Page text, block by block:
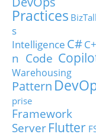
Practices
s
Intelligence C#
n Code
Warehousing
Pattern
prise
Framework
Server Flutter